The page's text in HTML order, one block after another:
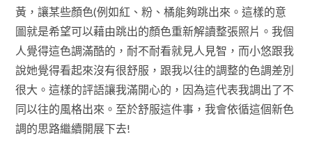
黃，讓某些顏色(例如紅、粉、橘能夠跳出來。這樣的意
圖就是希望可以藉由跳出的顏色重新解讀整張照片。我個
人覺得這色調滿酷的，耐不耐看就見人見智，而小悠跟我
說她覺得看起來沒有很舒服，跟我以往的調整的色調差別
很大。這樣的評語讓我滿開心的，因為這代表我調出了不
同以往的風格出來。至於舒服這件事，我會依循這個新色
調的思路繼續開展下去!